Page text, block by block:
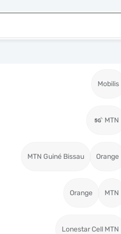
Mobilis
MTN
Orange
MTN Guiné Bissau
MTN
Orange
Lonestar Cell MTN